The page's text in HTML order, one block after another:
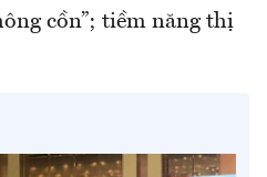
cồn”; tiềm năng thị